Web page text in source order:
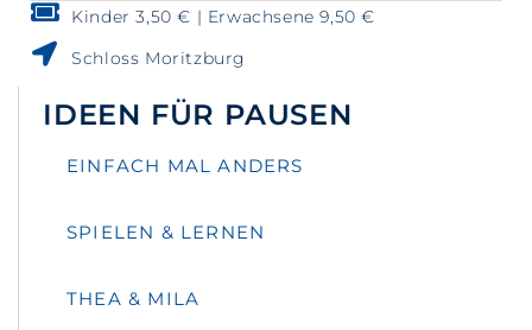
Kinder 3,50 € | Erwachsene 9,50 €
Schloss Moritzburg
IDEEN FÜR PAUSEN
EINFACH MAL ANDERS
SPIELEN & LERNEN
THEA & MILA